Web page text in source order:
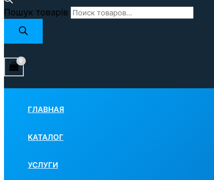
Пошук товарів
ГЛАВНАЯ
КАТАЛОГ
УСЛУГИ